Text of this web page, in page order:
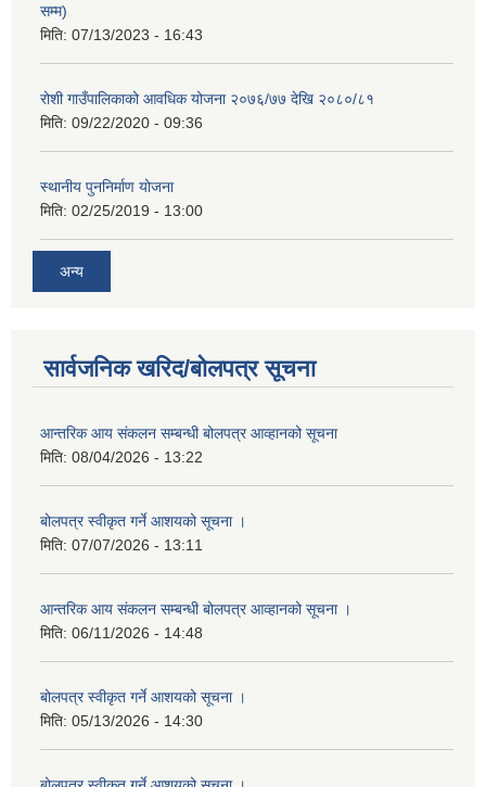
सम्म)
मिति: 07/13/2023 - 16:43
रोशी गाउँपालिकाको आवधिक योजना २०७६/७७ देखि २०८०/८१
मिति: 09/22/2020 - 09:36
स्थानीय पुननिर्माण योजना
मिति: 02/25/2019 - 13:00
अन्य
सार्वजनिक खरिद/बोलपत्र सूचना
आन्तरिक आय संकलन सम्बन्धी बोलपत्र आव्हानको सूचना
मिति: 08/04/2026 - 13:22
बोलपत्र स्वीकृत गर्ने आशयको सूचना ।
मिति: 07/07/2026 - 13:11
आन्तरिक आय संकलन सम्बन्धी बोलपत्र आव्हानको सूचना ।
मिति: 06/11/2026 - 14:48
बोलपत्र स्वीकृत गर्ने आशयको सूचना ।
मिति: 05/13/2026 - 14:30